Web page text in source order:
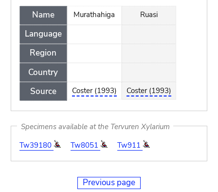
Name
Language
Region
Country
Source
Murathahiga
Coster (1993)
Ruasi
Coster (1993)
Specimens available at the Tervuren Xylarium
Tw39180
Tw8051 Tw911
Previous page